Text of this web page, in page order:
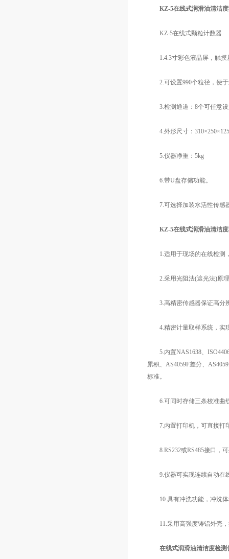
KZ-5在线式润滑油清洁
KZ-5在线式颗粒计数器
1.4.3寸彩色液晶屏，触摸
2.可设置990个粒径，便于
3.检测通道：8个可任意设
4.外形尺寸：
5.仪器净重：5kg
6.带U盘存储功能。
7.可选择加装水活性传感
KZ-5在线式润滑油清洁
1.适用于现场的在线检测，
2.采用光阻法(遮光法)原理
3.高精密传感器保证高分
4.精密计量取样系统，实
5.内置NAS1638、ISO4406-
累积、AS4059F差分、
标准。
6.可同时存储三条校准曲线
7.内置打印机，可直接打
8.RS232或RS485接口，可
9.仪器可实现连续自动在
10.具有冲洗功能，冲洗体
11.采用高强度铸铝外壳，
在线式润滑油清洁度检测